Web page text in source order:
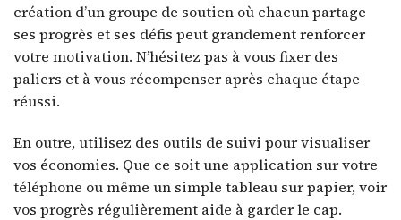
création d’un groupe de soutien où chacun partage
ses progrès et ses défis peut grandement renforcer
votre motivation. N’hésitez pas à vous fixer des
paliers et à vous récompenser après chaque étape
réussi.
En outre, utilisez des outils de suivi pour visualiser
vos économies. Que ce soit une application sur votre
téléphone ou même un simple tableau sur papier, voir
vos progrès régulièrement aide à garder le cap.